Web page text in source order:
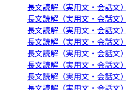
長文読解（実用文・会話文
長文読解（実用文・会話文
長文読解（実用文・会話文
長文読解（実用文・会話文
長文読解（実用文・会話文
長文読解（実用文・会話文
長文読解（実用文・会話文